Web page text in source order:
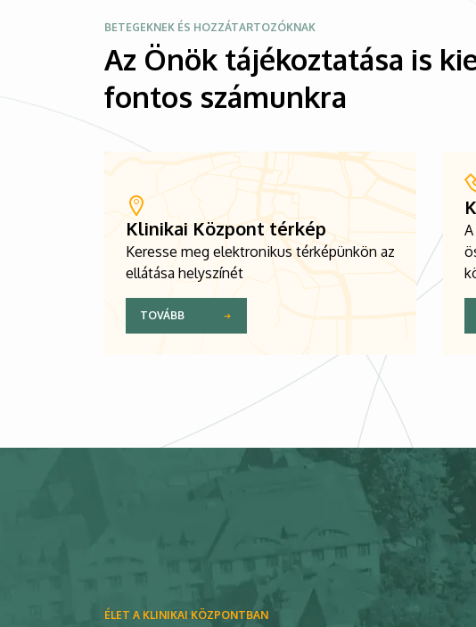
BETEGEKNEK ÉS HOZZÁTARTOZÓKNAK
Az Önök tájékoztatása is
fontos számunkra
Klinikai Központ térkép
Keresse meg elektronikus térképünkön az
ellátása helyszínét
TOVÁBB
ÉLET A KLINIKAI KÖZPONTBAN